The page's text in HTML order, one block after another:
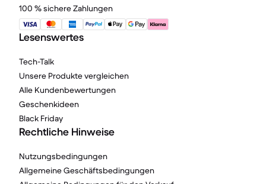
100 % sichere Zahlungen
Lesenswertes
Tech-Talk
Unsere Produkte vergleichen
Alle Kundenbewertungen
Geschenkideen
Black Friday
Rechtliche Hinweise
Nutzungsbedingungen
Allgemeine Geschäftsbedingungen